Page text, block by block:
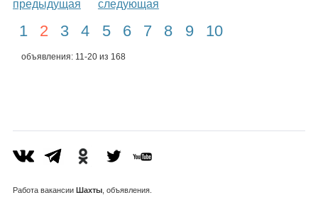
предыдущая следующая
1 2 3 4 5 6 7 8 9 10
объявления: 11-20 из 168
Работа вакансии Шахты, объявления.